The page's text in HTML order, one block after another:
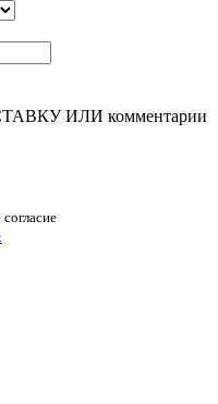
ИЛИ комментарии
согласие